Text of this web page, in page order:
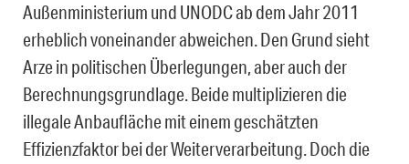
Außenministerium und UNODC ab dem Jahr 2011
erheblich voneinander abweichen. Den Grund sieht
Arze in politischen Überlegungen, aber auch der
Berechnungsgrundlage. Beide multiplizieren die
illegale Anbaufläche mit einem geschätzten
Effizienzfaktor bei der Weiterverarbeitung. Doch die